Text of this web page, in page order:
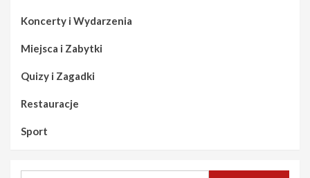
Koncerty i Wydarzenia
Miejsca i Zabytki
Quizy i Zagadki
Restauracje
Sport